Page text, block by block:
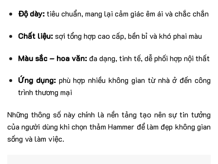
Độ dày:tiêu chuẩn, mang lại cảm giác êm ái và chắc chắn
Chất liệu:sợi tổng hợp cao cấp, bền bỉ và khó phai màu
Màu sắc – hoa văn: đa dạng, tinh tế, dễ phối hợp nội thất
Ứng dụng:phù hợp nhiều không gian từ nhà ở đến công
trình thương mại
Những thông số này chính là nền tảng tạo nên sự tin tưởng
của người dùng khi chọn thảm Hammer để làm đẹp không gian
sống và làm việc.